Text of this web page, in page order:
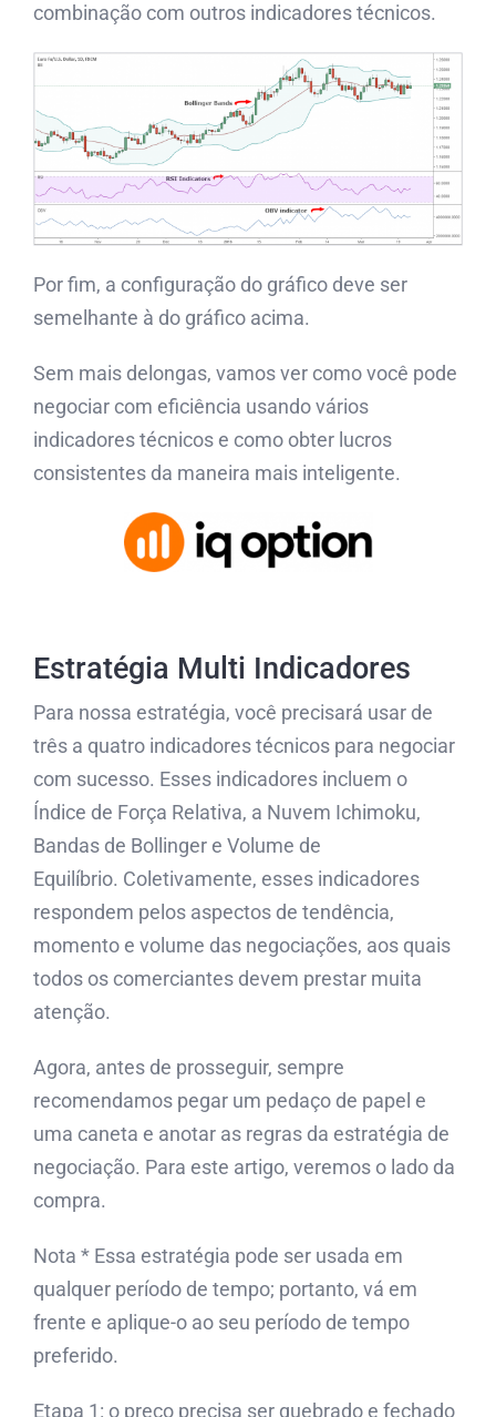
combinação com outros indicadores técnicos.
Por fim, a configuração do gráfico deve ser
semelhante à do gráfico acima.
Sem mais delongas, vamos ver como você pode
negociar com eficiência usando vários
indicadores técnicos e como obter lucros
consistentes da maneira mais inteligente.
Estratégia Multi Indicadores
Para nossa estratégia, você precisará usar de
três a quatro indicadores técnicos para negociar
com sucesso. Esses indicadores incluem o
Índice de Força Relativa, a Nuvem Ichimoku,
Bandas de Bollinger e Volume de
Equilíbrio. Coletivamente, esses indicadores
respondem pelos aspectos de tendência,
momento e volume das negociações, aos quais
todos os comerciantes devem prestar muita
atenção.
Agora, antes de prosseguir, sempre
recomendamos pegar um pedaço de papel e
uma caneta e anotar as regras da estratégia de
negociação. Para este artigo, veremos o lado da
compra.
Nota * Essa estratégia pode ser usada em
qualquer período de tempo; portanto, vá em
frente e aplique-o ao seu período de tempo
preferido.
Etapa 1: o preço precisa ser quebrado e fechado